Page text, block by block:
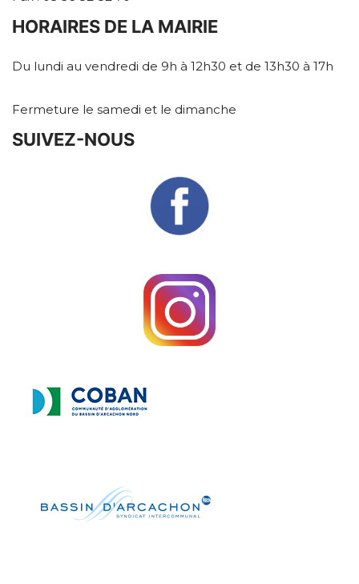
HORAIRES DE LA MAIRIE
Du lundi au vendredi de 9h à 12h30 et de 13h30 à 17h
Fermeture le samedi et le dimanche
SUIVEZ-NOUS